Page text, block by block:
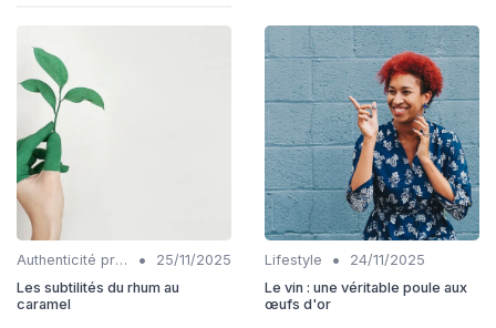
Authenticité produits •
25/11/2025
Les subtilités du rhum au
caramel
Lifestyle •
24/11/2025
Le vin : une véritable poule aux
œufs d'or